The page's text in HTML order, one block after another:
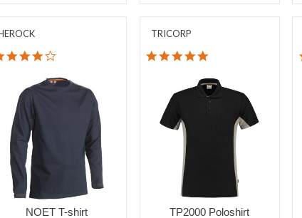
NOET T-shirt
TRICORP
TP2000 Poloshirt